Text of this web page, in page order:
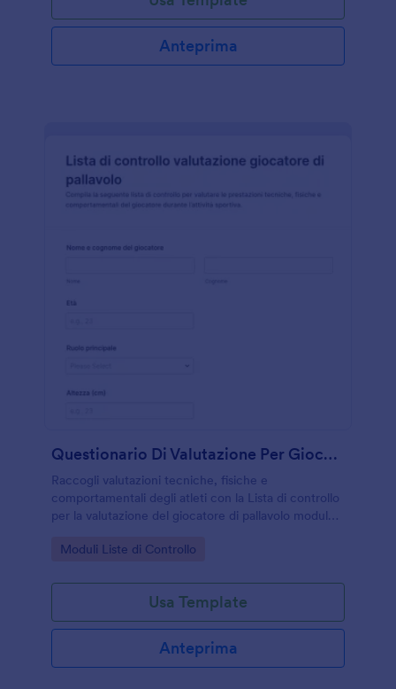
Anteprima
Questionario Di Valutazione Per Giocatori Di Pallavolo
Raccogli valutazioni tecniche, fisiche e
comportamentali degli atleti con la Lista di controllo
per la valutazione del giocatore di pallavolo modulo,
monitorare crescita e prestazioni.
Go to Category:
Moduli Liste di Controllo
Usa Template
Anteprima